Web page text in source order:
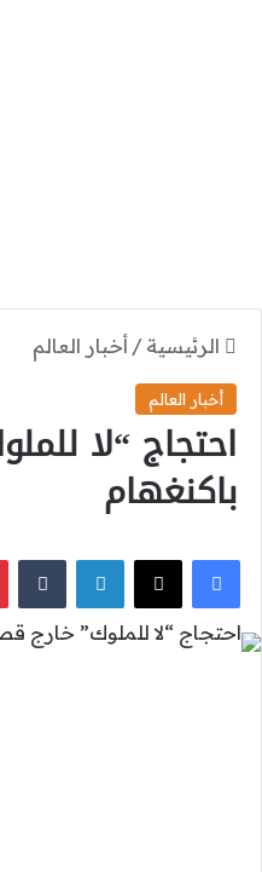
الرئيسية / أخبار العالم
أخبار العالم
احتجاج “لا
باكنغهام
فيسبوك
‫X لينكدإن